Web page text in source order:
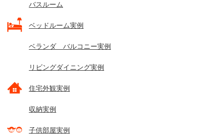
バスルーム
ベッドルーム実例
ベランダ バルコニー実例
リビングダイニング実例
住宅外観実例
収納実例
子供部屋実例